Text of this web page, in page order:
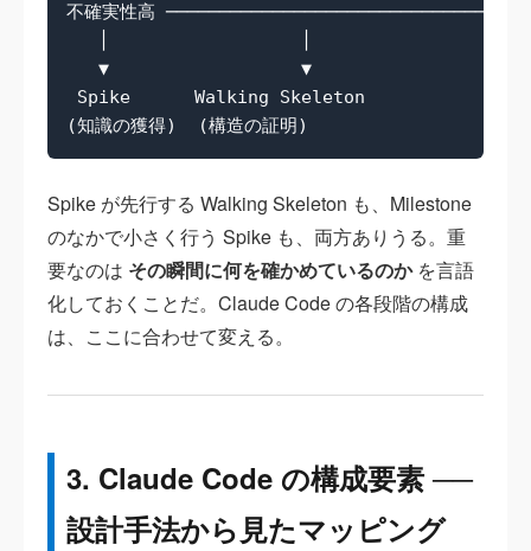
不確実性高
▼                  ▼
Spike      Walking Skeleton
Spike が先行する Walking Skeleton も、Milestone
のなかで小さく行う Spike も、両方ありうる。重
要なのは その瞬間に何を確かめているのかを言語
化しておくことだ。Claude Code の各段階の構成
は、ここに合わせて変える。
3. Claude Code の構成要素 ──
設計手法から見たマッピング